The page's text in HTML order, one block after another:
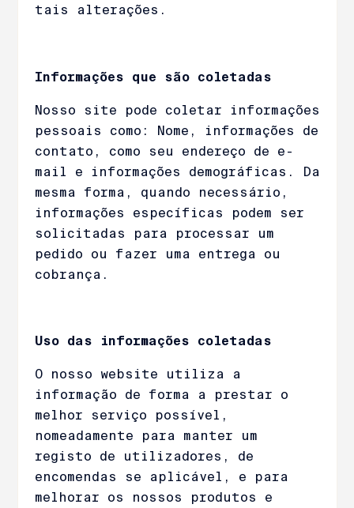
tais alterações.
Informações que são coletadas
Nosso site pode coletar informações
pessoais como: Nome, informações de
contato, como seu endereço de e-
mail e informações demográficas. Da
mesma forma, quando necessário,
informações específicas podem ser
solicitadas para processar um
pedido ou fazer uma entrega ou
cobrança.
Uso das informações coletadas
O nosso website utiliza a
informação de forma a prestar o
melhor serviço possível,
nomeadamente para manter um
registo de utilizadores, de
encomendas se aplicável, e para
melhorar os nossos produtos e